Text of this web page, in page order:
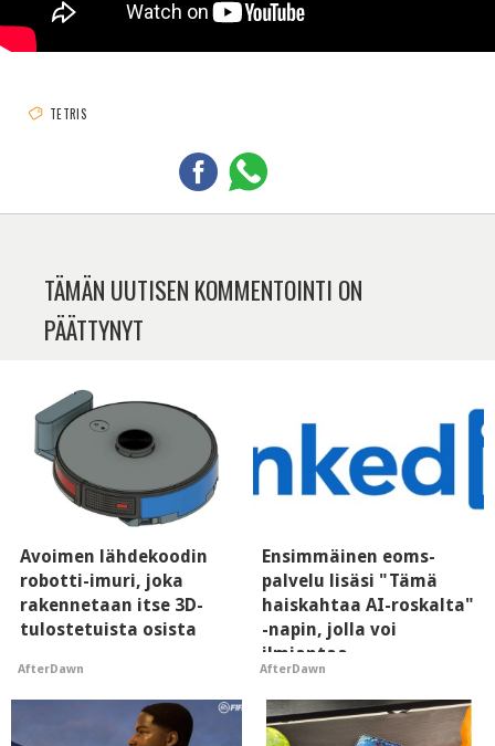
TETRIS
TÄMÄN UUTISEN KOMMENTOINTI ON
PÄÄTTYNYT
Avoimen lähdekoodin
robotti-imuri, joka
rakennetaan itse 3D-
tulostetuista osista
AfterDawn
Ensimmäinen eoms-
palvelu lisäsi "Tämä
haiskahtaa AI-roskalta"
-napin, jolla voi
ilmiantaa
tekoälytauhkan
AfterDawn